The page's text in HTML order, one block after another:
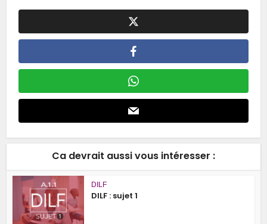
Ca devrait aussi vous intéresser :
DILF
DILF : sujet 1